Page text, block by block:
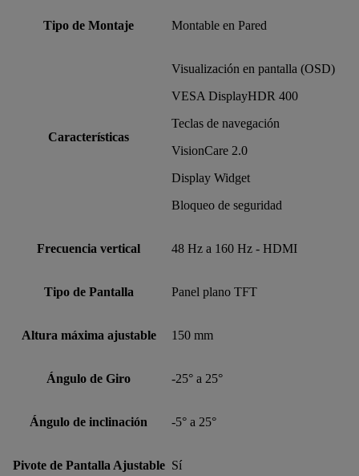
Tipo de Montaje Montable en Pared
Características
Visualización en pantalla (OSD)
VESA DisplayHDR 400
Teclas de navegación
VisionCare 2.0
Display Widget
Bloqueo de seguridad
Frecuencia vertical 48 Hz a 160 Hz - HDMI
Tipo de Pantalla Panel plano TFT
Altura máxima ajustable 150 mm
Ángulo de Giro -25° a 25°
Ángulo de inclinación -5° a 25°
Pivote de Pantalla Ajustable Sí